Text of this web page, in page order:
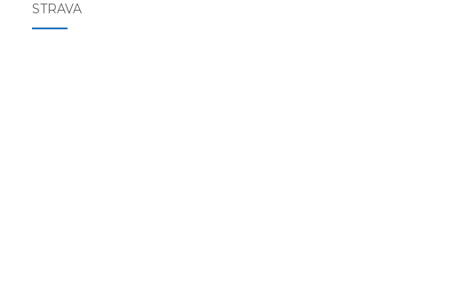
STRAVA